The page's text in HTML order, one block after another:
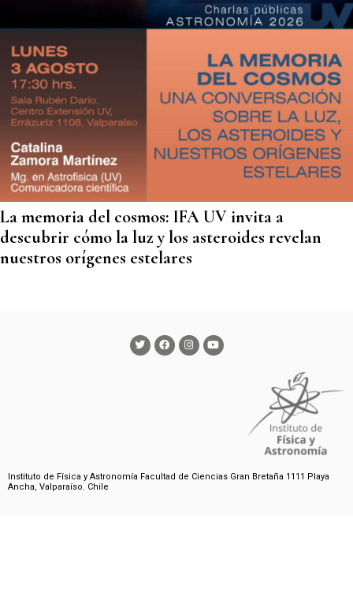
La memoria del cosmos: IFA UV invita a
descubrir cómo la luz y los asteroides revelan
nuestros orígenes estelares
Instituto de Física y Astronomía Facultad de Ciencias Gran Bretaña 1111 Playa
Ancha, Valparaíso. Chile